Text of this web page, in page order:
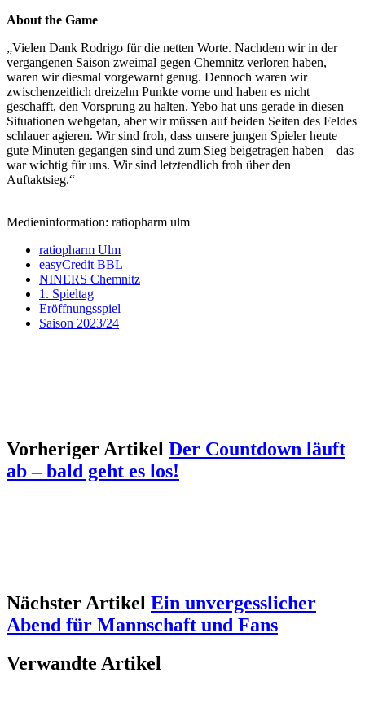
About the Game
„Vielen Dank Rodrigo für die netten Worte. Nachdem wir in der
vergangenen Saison zweimal gegen Chemnitz verloren haben,
waren wir diesmal vorgewarnt genug. Dennoch waren wir
zwischenzeitlich dreizehn Punkte vorne und haben es nicht
geschafft, den Vorsprung zu halten. Yebo hat uns gerade in diesen
Situationen wehgetan, aber wir müssen auf beiden Seiten des Feldes
schlauer agieren. Wir sind froh, dass unsere jungen Spieler heute
gute Minuten gegangen sind und zum Sieg beigetragen haben – das
war wichtig für uns. Wir sind letztendlich froh über den
Auftaktsieg.“
Medieninformation: ratiopharm ulm
ratiopharm Ulm
easyCredit BBL
NINERS Chemnitz
1. Spieltag
Eröffnungsspiel
Saison 2023/24
Vorheriger Artikel Der Countdown läuft
ab – bald geht es los!
Nächster Artikel Ein unvergesslicher
Abend für Mannschaft und Fans
Verwandte Artikel